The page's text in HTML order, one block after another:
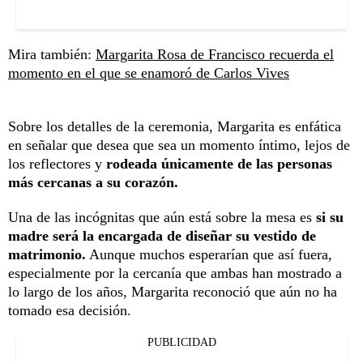
Mira también: Margarita Rosa de Francisco recuerda el
momento en el que se enamoró de Carlos Vives
Sobre los detalles de la ceremonia, Margarita es enfática
en señalar que desea que sea un momento íntimo, lejos de
los reflectores y rodeada únicamente de las personas
más cercanas a su corazón.
Una de las incógnitas que aún está sobre la mesa es si su
madre será la encargada de diseñar su vestido de
matrimonio. Aunque muchos esperarían que así fuera,
especialmente por la cercanía que ambas han mostrado a
lo largo de los años, Margarita reconoció que aún no ha
tomado esa decisión.
PUBLICIDAD